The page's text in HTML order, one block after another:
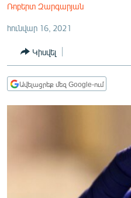
ՊԱՏԵՐԱԶՄԻ 6 ՇԱԲԱԹՆԵՐԸ
ՏԱՐԱԾԱՇՐՋԱՆ
ՄԵԿՆԱԲԱՆՈՒԹՅՈՒՆ
Ռոբերտ Զարգարյան
հունվար 16, 2021
Կիսվել
Ավելացրեք մեզ Google-ում